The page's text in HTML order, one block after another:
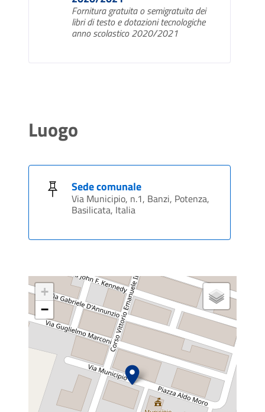
Fornitura gratuita o semigratuita dei
libri di testo e dotazioni tecnologiche
anno scolastico 2020/2021
Luogo
Sede comunale
Via Municipio, n.1, Banzi, Potenza,
Basilicata, Italia
+
−